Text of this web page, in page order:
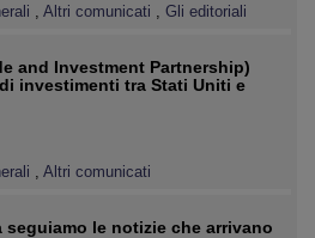
, Altri comunicati , Gli editoriali
and Investment Partnership)
investimenti tra Stati Uniti e
, Altri comunicati
le notizie che arrivano